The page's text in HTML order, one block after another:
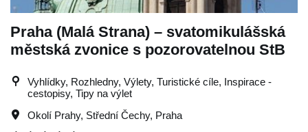
Praha (Malá Strana) – svatomikulášská
městská zvonice s pozorovatelnou StB
Vyhlídky, Rozhledny, Výlety, Turistické cíle, Inspirace -
cestopisy, Tipy na výlet
Okolí Prahy, Střední Čechy, Praha